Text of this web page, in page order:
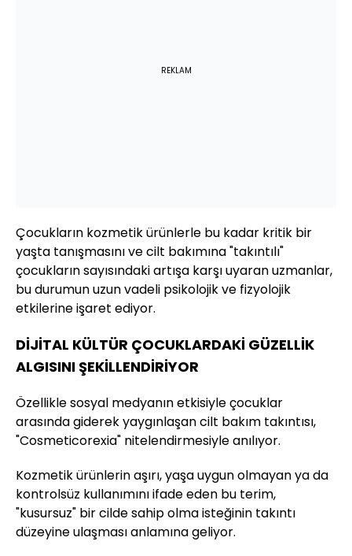
REKLAM
Çocukların kozmetik ürünlerle bu kadar kritik bir
yaşta tanışmasını ve cilt bakımına "takıntılı"
çocukların sayısındaki artışa karşı uyaran uzmanlar,
bu durumun uzun vadeli psikolojik ve fizyolojik
etkilerine işaret ediyor.
DİJİTAL KÜLTÜR ÇOCUKLARDAKİ GÜZELLİK
ALGISINI ŞEKİLLENDİRİYOR
Özellikle sosyal medyanın etkisiyle çocuklar
arasında giderek yaygınlaşan cilt bakım takıntısı,
"Cosmeticorexia" nitelendirmesiyle anılıyor.
Kozmetik ürünlerin aşırı, yaşa uygun olmayan ya da
kontrolsüz kullanımını ifade eden bu terim,
"kusursuz" bir cilde sahip olma isteğinin takıntı
düzeyine ulaşması anlamına geliyor.